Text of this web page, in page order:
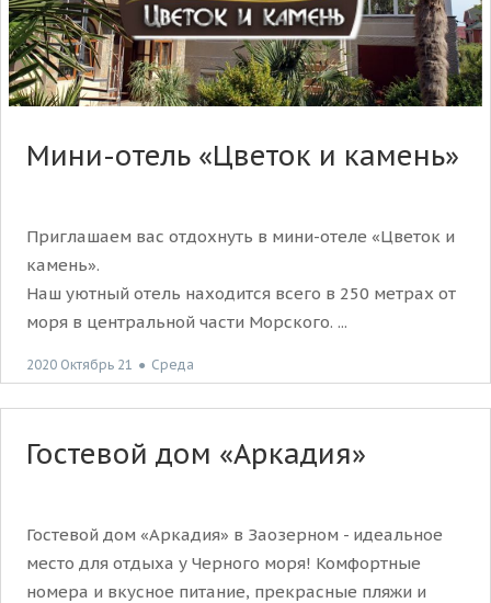
Мини-отель «Цветок и камень»
Приглашаем вас отдохнуть в мини-отеле «Цветок и
камень».
Наш уютный отель находится всего в 250 метрах от
моря в центральной части Морского. ...
2020 Октябрь 21 ● Среда
Гостевой дом «Аркадия»
Гостевой дом «Аркадия» в Заозерном - идеальное
место для отдыха у Черного моря! Комфортные
номера и вкусное питание, прекрасные пляжи и